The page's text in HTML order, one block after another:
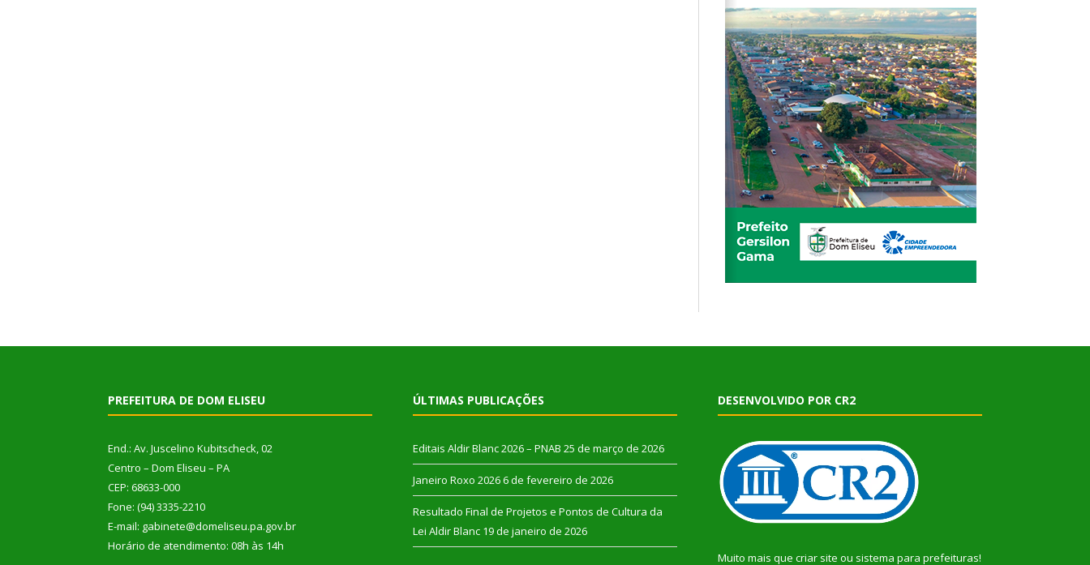
PREFEITURA DE DOM ELISEU
End.: Av. Juscelino Kubitscheck, 02
Centro – Dom Eliseu – PA
CEP: 68633-000
Fone: (94) 3335-2210
E-mail: gabinete@domeliseu.pa.gov.br
Horário de atendimento: 08h às 14h
ÚLTIMAS PUBLICAÇÕES
Editais Aldir Blanc 2026 – PNAB 25 de março de 2026
Janeiro Roxo 2026 6 de fevereiro de 2026
Resultado Final de Projetos e Pontos de Cultura da
Lei Aldir Blanc 19 de janeiro de 2026
DESENVOLVIDO POR CR2
Muito mais que criar site ou sistema para prefeituras!